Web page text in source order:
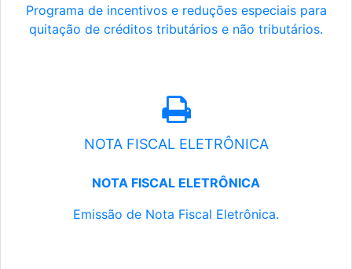
Programa de incentivos e reduções especiais para
quitação de créditos tributários e não tributários.
NOTA FISCAL ELETRÔNICA
NOTA FISCAL ELETRÔNICA
Emissão de Nota Fiscal Eletrônica.